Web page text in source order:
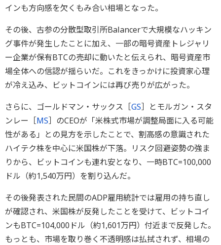
インも方向感を欠くもみ合い相場となった。
その後、古参の分散型取引所Balancerで大規模なハッキン
グ事件が発生したことに加え、一部の暗号資産トレジャリ
ー企業が保有BTCの売却に動いたと伝えられ、暗号資産市
場全体への信認が揺らいだ。これをきっかけに投資家心理
が冷え込み、ビットコインには再び売りが広がった。
さらに、ゴールドマン・サックス［GS］とモルガン・スタ
ンレー［MS］のCEOが「米株式市場が調整局面に入る可能
性がある」との見方を示したことで、割高感の意識された
ハイテク株を中心に米国株が下落。リスク回避姿勢の強ま
りから、ビットコインも連れ安となり、一時BTC=100,000
ドル（約1,540万円）を割り込んだ。
その後発表された民間のADP雇用統計では雇用の持ち直し
が確認され、米国株が反発したことを受けて、ビットコイ
ンもBTC=104,000ドル（約1,601万円）付近まで反発した。
もっとも、市場を取り巻く不透明感は払拭されず、相場の